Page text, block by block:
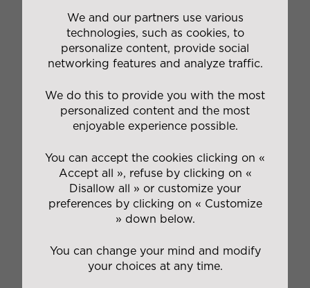
L'Hydroptère a alors sommeillé jusqu'à ce mercredi
1er mars, oùnos équipes transport ont réalisé, en
collaboration avecAdekma LevageetSeco Marine
We and our partners use various
technologies, such as cookies, to
personalize content, provide social
networking features and analyze traffic.
We do this to provide you with the most
personalized content and the most
enjoyable experience possible.
You can accept the cookies clicking on «
Accept all », refuse by clicking on «
Disallow all » or customize your
preferences by clicking on « Customize
» down below.
You can change your mind and modify
your choices at any time.